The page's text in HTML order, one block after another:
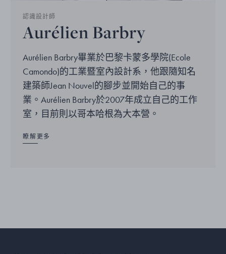
認識設計師
Aurélien Barbry
Aurélien Barbry畢業於巴黎卡蒙多學院(Ecole
Camondo)的工業暨室內設計系，他跟隨知名
建築師Jean Nouvel的腳步並開始自己的事
業。Aurélien Barbry於2007年成立自己的工作
室，目前則以哥本哈根為大本營。
瞭解更多